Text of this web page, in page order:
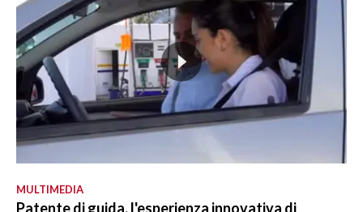
MULTIMEDIA
Patente di guida, l'esperienza innovativa di